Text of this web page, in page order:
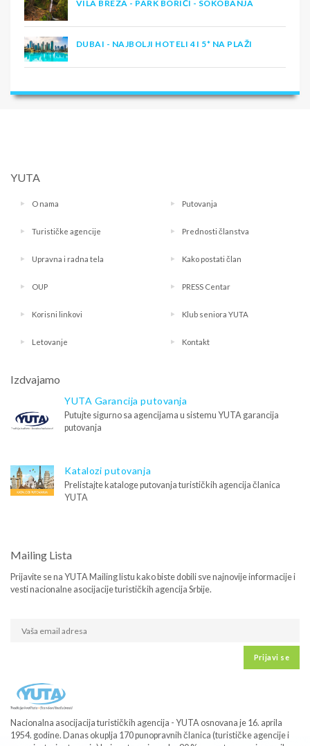
VILA BREZA - PARK BORIĆI - SOKOBANJA
DUBAI - NAJBOLJI HOTELI 4 I 5* NA PLAŽI
YUTA
O nama Putovanja
Turističke agencije Prednosti članstva
Upravna i radna tela Kako postati član
OUP PRESS Centar
Korisni linkovi Klub seniora YUTA
Letovanje Kontakt
Izdvajamo
YUTA Garancija putovanja
Putujte sigurno sa agencijama u sistemu YUTA garancija
putovanja
Katalozi putovanja
Prelistajte kataloge putovanja turističkih agencija članica
YUTA
Mailing Lista
Prijavite se na YUTA Mailing listu kako biste dobili sve najnovije informacije i
vesti nacionalne asocijacije turističkih agencija Srbije.
Prijavi se
Nacionalna asocijacija turističkih agencija - YUTA osnovana je 16. aprila
1954. godine. Danas okuplja 170 punopravnih članica (turističke agencije i